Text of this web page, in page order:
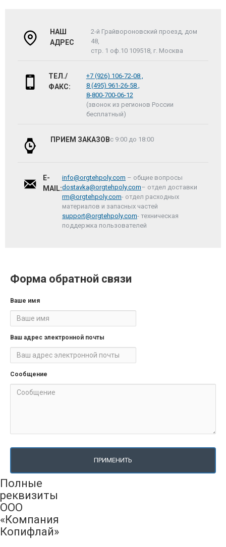
НАШ
АДРЕС
2-й Грайвороновский проезд, дом
48,
стр. 1 оф.10 109518, г. Москва
ТЕЛ./
ФАКС:
+7 (926) 106-72-08 ,
8 (495) 961-26-58 ,
8-800-700-06-12
(звонок из регионов России
бесплатный)
ПРИЕМ ЗАКАЗОВс 9:00 до 18:00
E-
MAIL:
info@orgtehpoly.com – общие вопросы
dostavka@orgtehpoly.com– отдел доставки
rm@orgtehpoly.com- отдел расходных
материалов и запасных частей
support@orgtehpoly.com- техническая
поддержка пользователей
Форма обратной связи
Ваше имя
Ваш адрес электронной почты
Сообщение
ПРИМЕНИТЬ
Полные
реквизиты
ООО
«Компания
Копифлай»